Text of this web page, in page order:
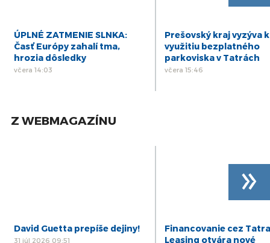
ÚPLNÉ ZATMENIE SLNKA:
Časť Európy zahalí tma,
hrozia dôsledky
včera 14:03
Prešovský kraj vyzýva k
využitiu bezplatného
parkoviska v Tatrách
včera 15:46
Z WEBMAGAZÍNU
David Guetta prepíše dejiny!
31 júl 2026 09:51
Financovanie cez Tatra
Leasing otvára nové
»